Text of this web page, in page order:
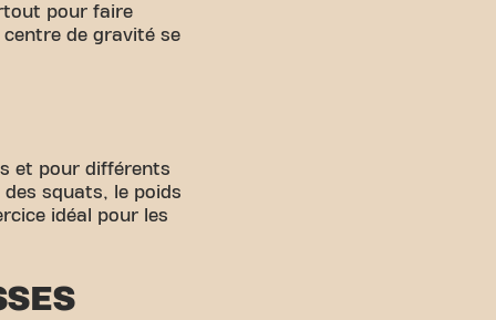
pour faire
de gravité se
et pour différents
squats, le poids
idéal pour les